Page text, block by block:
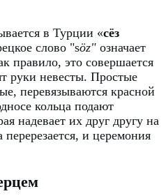
в Турции «сёз
слово "söz" означает
правило, это совершается
руки невесты. Простые
перевязываются красной
кольца подают
надевает их друг другу на
перерезается, и церемония